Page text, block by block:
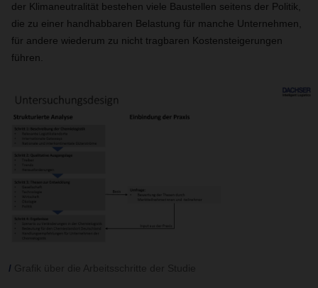
der Klimaneutralität bestehen viele Baustellen seitens der Politik,
die zu einer handhabbaren Belastung für manche Unternehmen,
für andere wiederum zu nicht tragbaren Kostensteigerungen
führen.